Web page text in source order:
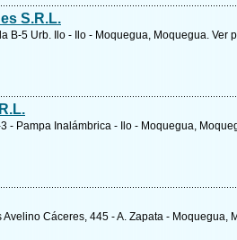
S.R.L.
B-5 Urb. Ilo - Ilo - Moquegua, Moquegua. Ver
3 - Pampa Inalámbrica - Ilo - Moquegua,
Avelino Cáceres, 445 - A. Zapata - Moquegua,